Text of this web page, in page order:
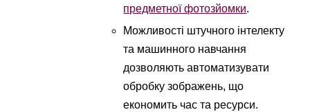
предметної фотозйомки.
Можливості штучного інтелекту
та машинного навчання
дозволяють автоматизувати
обробку зображень, що
економить час та ресурси.